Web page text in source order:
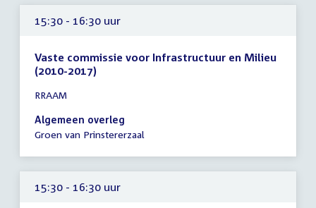
15:30 - 16:30 uur
Vaste commissie voor Infrastructuur en Milieu
(2010-2017)
vergadering
15:30
-
uur
RRAAM
Algemeen overleg
Groen van Prinstererzaal
15:30 - 16:30 uur